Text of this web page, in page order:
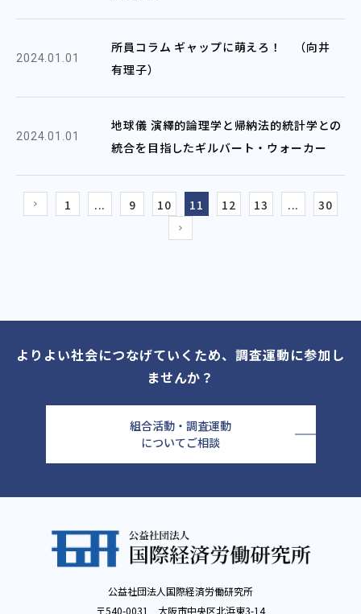
2024.01.01
所員コラム ギャップに萌えろ！ （向井
有理子）
2024.01.01
地球儀 演繹的論理学と帰納法的統計学との
統合を目指したギルバート・ウォーカー
1 ... 9 10 11 12 13 ... 30
よりよい社会につなげていくため、調査運動に参加し
ませんか？
組合活動・調査運動
についてご相談
公益社団法人国際経済労働研究所
〒540-0031 大阪市中央区北浜東3-14